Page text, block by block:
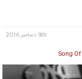
9th دسامبر 2016
Song Of